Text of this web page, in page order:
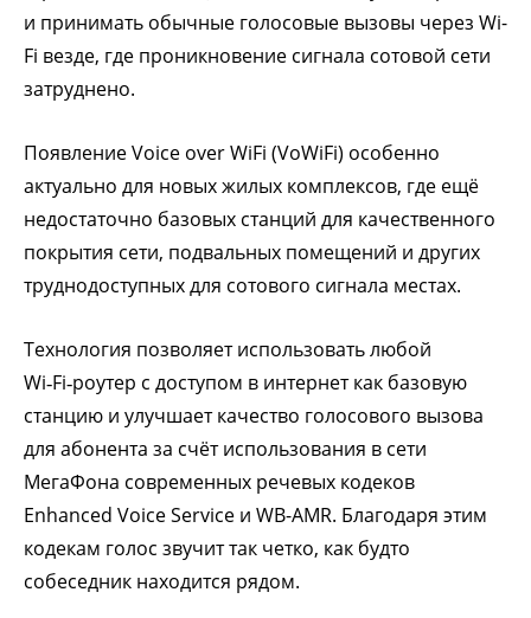
и принимать обычные голосовые вызовы через Wi-
Fi везде, где проникновение сигнала сотовой сети
затруднено.
Появление Voice over WiFi (VoWiFi) особенно
актуально для новых жилых комплексов, где ещё
недостаточно базовых станций для качественного
покрытия сети, подвальных помещений и других
труднодоступных для сотового сигнала местах.
Технология позволяет использовать любой
Wi‑Fi‑роутер с доступом в интернет как базовую
станцию и улучшает качество голосового вызова
для абонента за счёт использования в сети
МегаФона современных речевых кодеков
Enhanced Voice Service и WB-AMR. Благодаря этим
кодекам голос звучит так четко, как будто
собеседник находится рядом.